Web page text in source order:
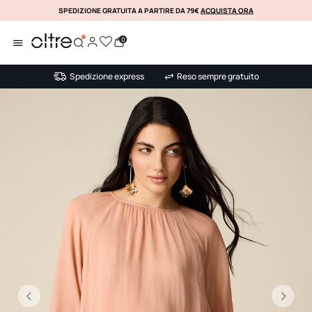
KLARNA
SPEDIZIONE GRATUITA A PARTIRE DA 79€ACQUISTA ORA
0
Spedizione express Reso sempre gratuito
Precedente